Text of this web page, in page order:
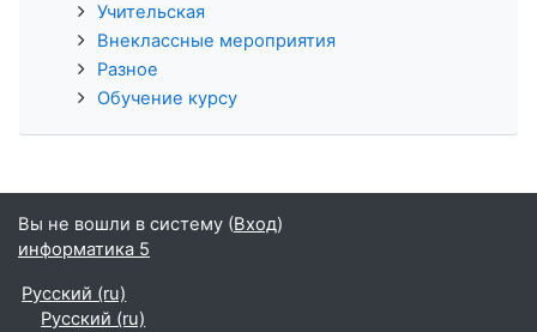
Учительская
Внеклассные мероприятия
Разное
Обучение курсу
Вы не вошли в систему (Вход)
информатика 5
Русский ‎(ru)‎
Русский ‎(ru)‎